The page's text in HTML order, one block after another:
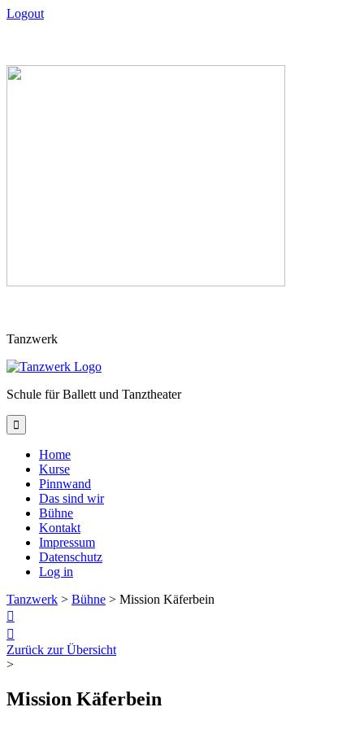
Logout
to
Tanzwerk
Schule für Ballett und Tanztheater

Home
Kurse
Pinnwand
Das sind wir
Bühne
Kontakt
Impressum
Datenschutz
Log in
Tanzwerk > Bühne > Mission Käferbein


Zurück zur Übersicht
>
Mission Käferbein